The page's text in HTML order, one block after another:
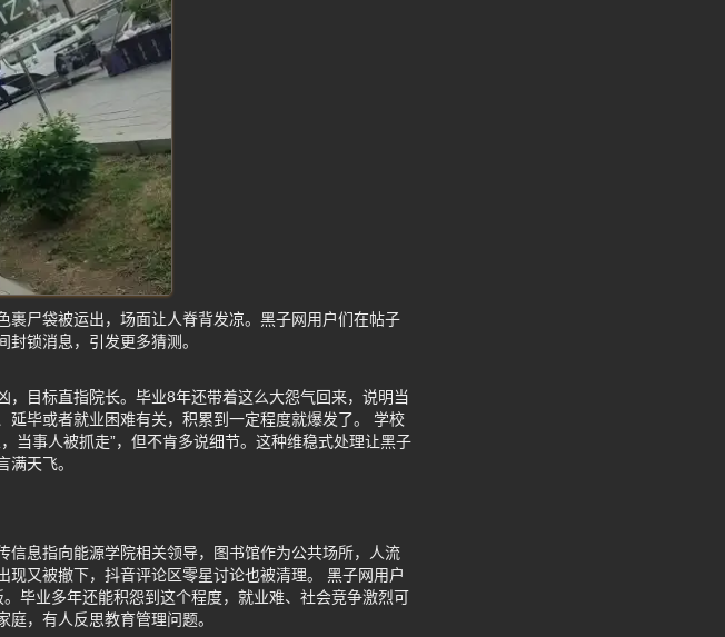
尸袋被运出，场面让人脊背发凉。黑子网用户们在帖子
锁消息，引发更多猜测。
目标直指院长。毕业8年还带着这么大怨气回来，说明当
毕或者就业困难有关，积累到一定程度就爆发了。 学校
当事人被抓走”，但不肯多说细节。这种维稳式处理让黑子
天飞。
息指向能源学院相关领导，图书馆作为公共场所，人流
又被撤下，抖音评论区零星讨论也被清理。 黑子网用户
毕业多年还能积怨到这个程度，就业难、社会竞争激烈可
，有人反思教育管理问题。